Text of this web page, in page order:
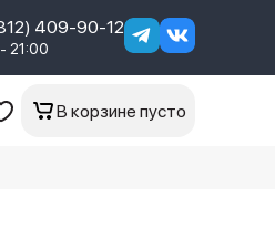
409-90-12
21:00
В корзине пусто